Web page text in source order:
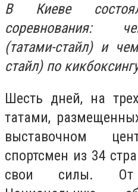
В Киеве
соревнования:
(татами-стайл) и
стайл) по
Шесть дней, на
татами,
выставочном
спортсмен из 34
свои силы.